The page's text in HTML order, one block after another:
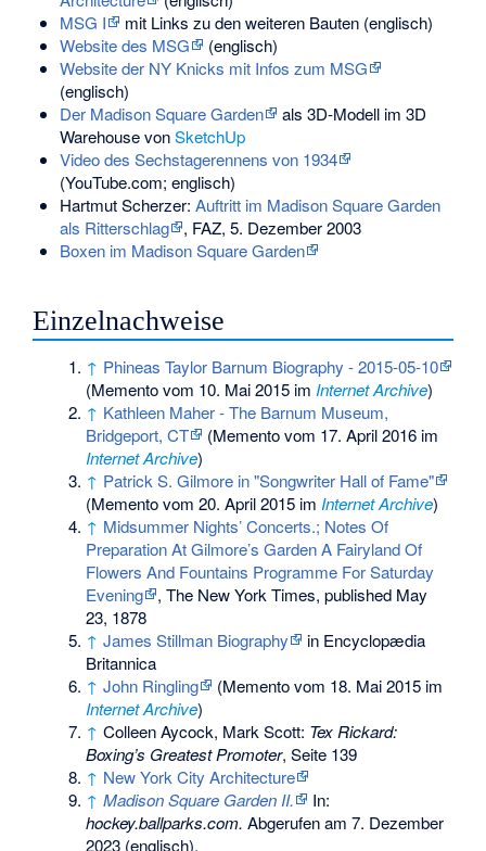
MSG I
mit Links zu den weiteren Bauten (englisch)
Website des MSG
(englisch)
Website der NY Knicks mit Infos zum MSG
(englisch)
Der Madison Square Garden
als 3D-Modell im 3D
Warehouse vonSketchUp
Video des Sechstagerennens von 1934
(YouTube.com; englisch)
Hartmut Scherzer: Auftritt im Madison Square Garden
als Ritterschlag
, FAZ, 5. Dezember 2003
Boxen im Madison Square Garden
Einzelnachweise
↑ Phineas Taylor Barnum Biography - 2015-05-10
(Mementovom 10. Mai 2015 im Internet Archive)
↑ Kathleen Maher - The Barnum Museum,
Bridgeport, CT
(Mementovom 17. April 2016 im
Internet Archive)
↑ Patrick S. Gilmore in "Songwriter Hall of Fame"
(Mementovom 20. April 2015 im Internet Archive)
↑ Midsummer Nights’ Concerts.; Notes Of
Preparation At Gilmore’s Garden A Fairyland Of
Flowers And Fountains Programme For Saturday
Evening
, The New York Times, published May
23, 1878
↑ James Stillman Biography
in Encyclopædia
Britannica
↑ John Ringling (Mementovom 18. Mai 2015 im
Internet Archive)
↑ Colleen Aycock, Mark Scott: Tex Rickard:
Boxing’s Greatest Promoter, Seite 139
↑ New York City Architecture
↑ Madison Square Garden II.
In:
hockey.ballparks.com. Abgerufen am 7. Dezember
2023 (englisch).